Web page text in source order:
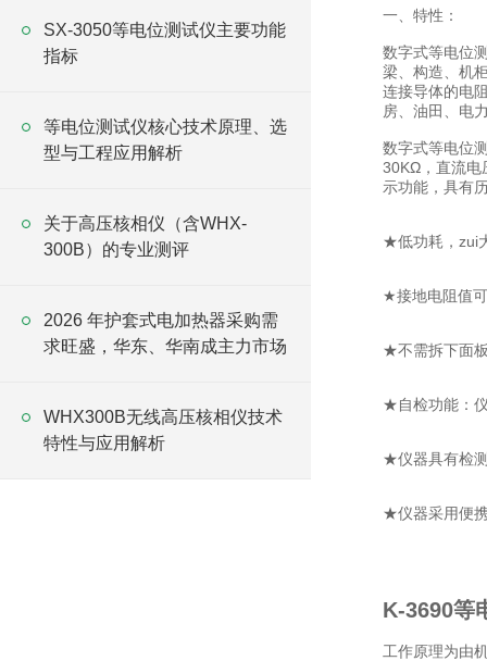
SX-3050等电位测试仪主要功能
指标
等电位测试仪核心技术原理、选
型与工程应用解析
关于高压核相仪（含WHX-
300B）的专业测评
2026 年护套式电加热器采购需
求旺盛，华东、华南成主力市场
WHX300B无线高压核相仪技术
特性与应用解析
一、特性：
数字式等电位
梁、构造、机
连接导体的电
房、油田、电
数字式等电位
30KΩ，直流电
示功能，具有
★低功耗，zui
★接地电阻值
★不需拆下面
★自检功能：
★仪器具有检
★仪器采用便
K-3690等
工作原理为由